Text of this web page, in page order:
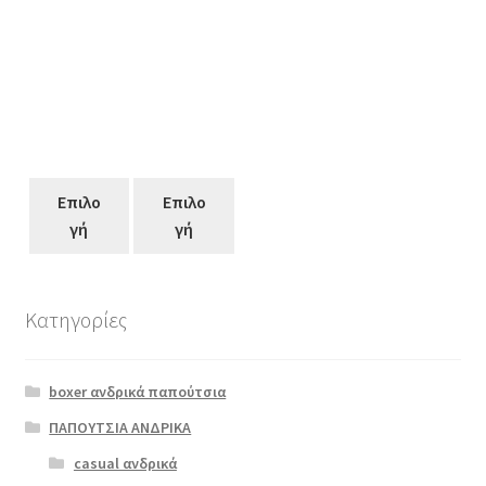
Επιλο
γή
Επιλο
γή
scarpy 982
προϊόν
έχει
πολλαπλές
Κατηγορίες
boxer ανδρικά παπούτσια
ΠΑΠΟΥΤΣΙΑ ΑΝΔΡΙΚΑ
casual ανδρικά